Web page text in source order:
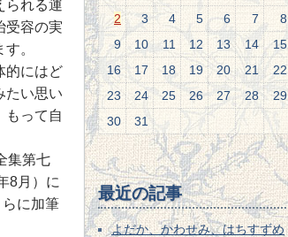
られる運
受容の実
。
的にはど
たい思い
もって自
集第七
8月）に
に加筆
2
3 4 5 6 7
8
9
10 11 12 13 14
15
16
17 18 19 20 21
22
23
24 25 26 27 28
29
30
31
最近の記事
よだか、かわせみ、はちすずめ